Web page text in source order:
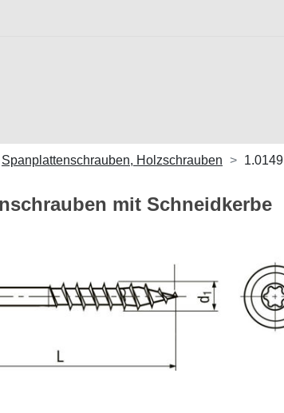
Spanplattenschrauben, Holzschrauben 1.0149
mit Schneidkerbe